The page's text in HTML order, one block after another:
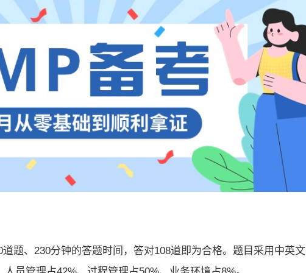
题、230分钟的答题时间，答对108道即为合格。题目采用中英文